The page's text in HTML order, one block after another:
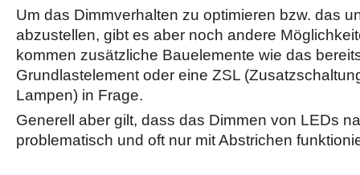
Um das Dimmverhalten zu optimieren bzw. das
abzustellen, gibt es aber noch andere
kommen zusätzliche Bauelemente wie das
Grundlastelement oder eine ZSL
Lampen) in Frage.
Generell aber gilt, dass das Dimmen von LEDs
problematisch und oft nur mit Abstrichen